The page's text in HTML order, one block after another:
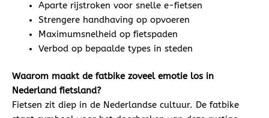
Aparte rijstroken voor snelle e-fietsen
Strengere handhaving op opvoeren
Maximumsnelheid op fietspaden
Verbod op bepaalde types in steden
Waarom maakt de fatbike zoveel emotie los in
Nederland fietsland?
Fietsen zit diep in de Nederlandse cultuur. De fatbike